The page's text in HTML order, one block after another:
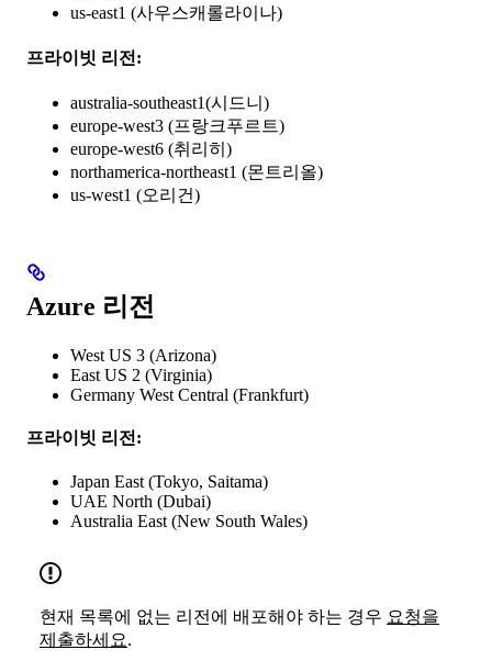
us-east1 (사우스캐롤라이나)
프라이빗 리전:
australia-southeast1(시드니)
europe-west3 (프랑크푸르트)
europe-west6 (취리히)
northamerica-northeast1 (몬트리올)
us-west1 (오리건)
Azure 리전
West US 3 (Arizona)
East US 2 (Virginia)
Germany West Central (Frankfurt)
프라이빗 리전:
Japan East (Tokyo, Saitama)
UAE North (Dubai)
Australia East (New South Wales)
현재 목록에 없는 리전에 배포해야 하는 경우 요청을
제출하세요.